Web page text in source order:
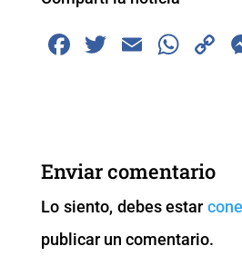
F
b
o
o
k
T
E
W
A
p
p
C
k
Enviar comentario
Lo siento, debes estar
publicar un comentario.